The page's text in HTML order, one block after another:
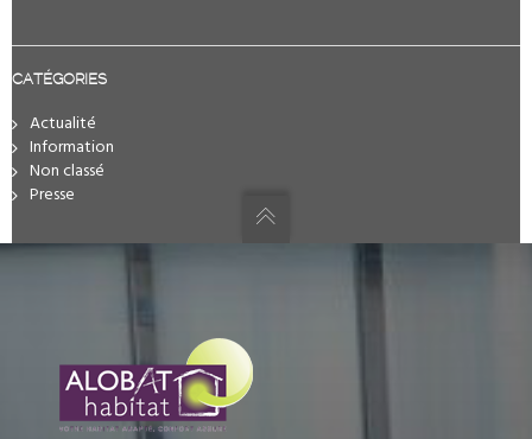
CATÉGORIES
Actualité
Information
Non classé
Presse